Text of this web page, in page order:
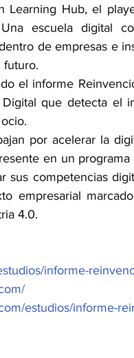
Learning Hub, el
Una escuela digital
de empresas e
futuro.
el informe
que detecta el
por acelerar la
en un
sus competencias
empresarial
4.0.
informe-
estudios/informe-